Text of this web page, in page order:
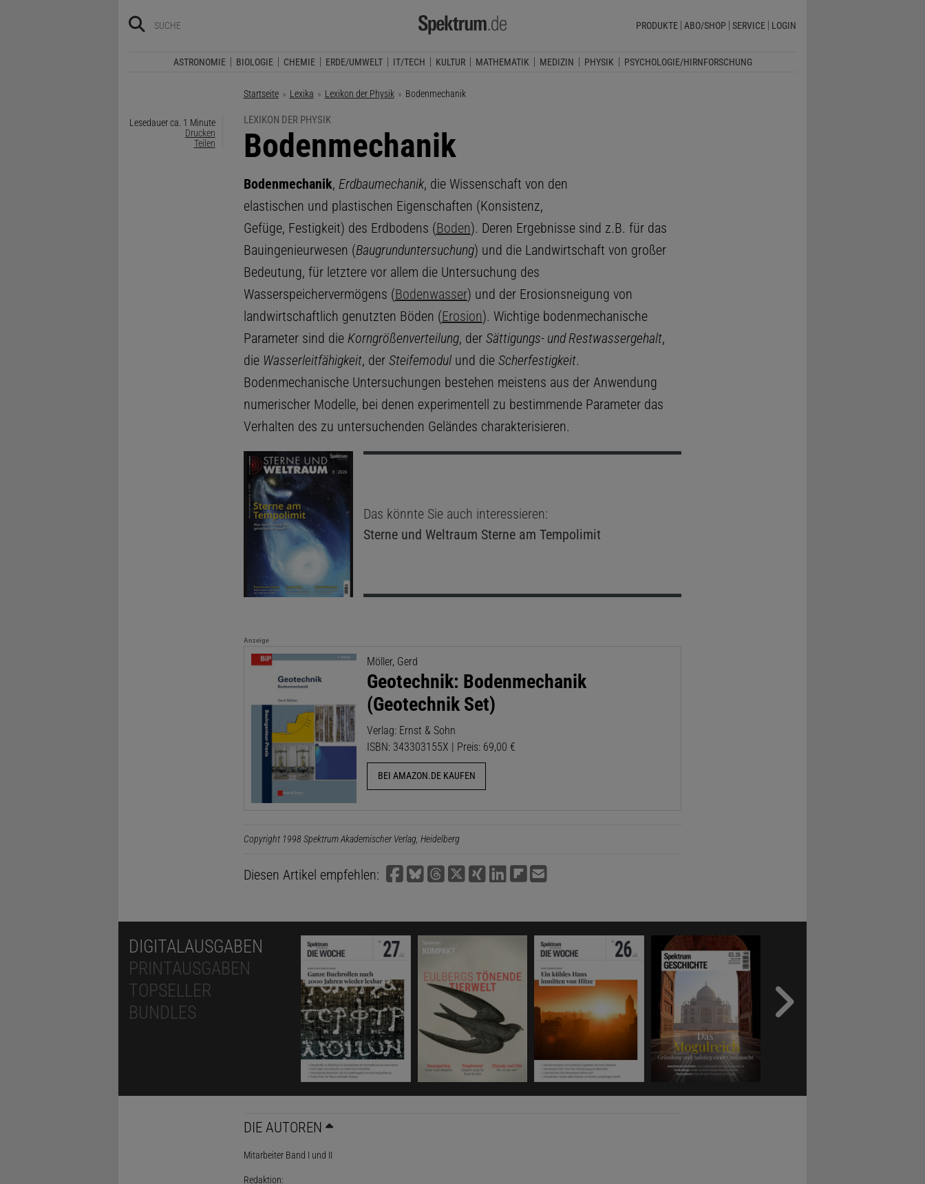
PRODUKTE ABO/SHOP SERVICE LOGIN
ASTRONOMIE BIOLOGIE CHEMIE ERDE/UMWELT IT/TECH KULTUR MATHEMATIK MEDIZIN PHYSIK PSYCHOLOGIE/HIRNFORSCHUNG
Startseite Lexika Lexikon der Physik Aktuelle Seite:
Bodenmechanik
Lesedauer ca. 1 Minute
Drucken
Teilen
LEXIKON DER PHYSIK
:
Bodenmechanik
Bodenmechanik, Erdbaumechanik, die Wissenschaft von den
elastischen und plastischen Eigenschaften (Konsistenz,
Gefüge, Festigkeit) des Erdbodens (Boden). Deren Ergebnisse sind z.B. für das
Bauingenieurwesen (Baugrunduntersuchung) und die Landwirtschaft von großer
Bedeutung, für letztere vor allem die Untersuchung des
Wasserspeichervermögens (Bodenwasser) und der Erosionsneigung von
landwirtschaftlich genutzten Böden (Erosion). Wichtige bodenmechanische
Parameter sind die Korngrößenverteilung, der Sättigungs- und Restwassergehalt,
die Wasserleitfähigkeit, der Steifemodulund die Scherfestigkeit.
Bodenmechanische Untersuchungen bestehen meistens aus der Anwendung
numerischer Modelle, bei denen experimentell zu bestimmende Parameter das
Verhalten des zu untersuchenden Geländes charakterisieren.
Das könnte Sie auch interessieren:
Sterne und Weltraum Sterne am Tempolimit
Anzeige
Möller, Gerd
Geotechnik: Bodenmechanik
(Geotechnik Set)
Verlag: Ernst & Sohn
ISBN: 343303155X | Preis: 69,00 €
BEI AMAZON.DE KAUFEN
Copyright 1998 Spektrum Akademischer Verlag, Heidelberg
Diesen Artikel empfehlen:
DIGITALAUSGABEN
PRINTAUSGABEN
TOPSELLER
BUNDLES
DIE AUTOREN
Mitarbeiter Band I und II
Redaktion: